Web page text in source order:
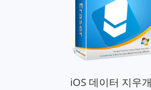
iOS 데이터 지우개